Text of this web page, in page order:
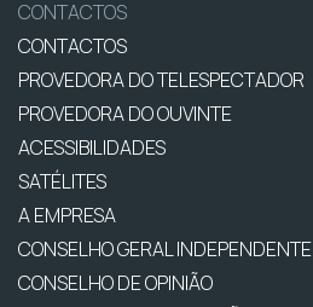
CONTACTOS
CONTACTOS
PROVEDORA DO TELESPECTADOR
PROVEDORA DO OUVINTE
ACESSIBILIDADES
SATÉLITES
A EMPRESA
CONSELHO GERAL INDEPENDENTE
CONSELHO DE OPINIÃO